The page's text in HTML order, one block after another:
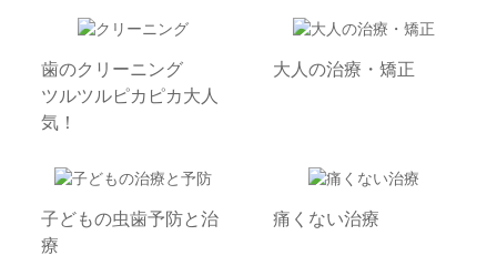
歯のクリーニング
ツルツルピカピカ大人
気！
大人の治療・矯正
子どもの虫歯予防と治
療
痛くない治療